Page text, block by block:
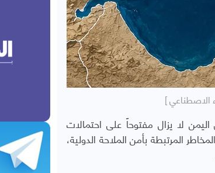
الاصطناعي ]
لا يزال مفتوحاً على احتمالات
المرتبطة بأمن الملاحة الدولية،